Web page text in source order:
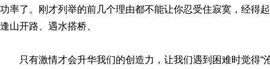
功率了。刚才列举的前几个理由都不能让你忍受住寂寞，经得
逢山开路、遇水搭桥、
只有激情才会升华我们的创造力，让我们遇到困难时觉得“